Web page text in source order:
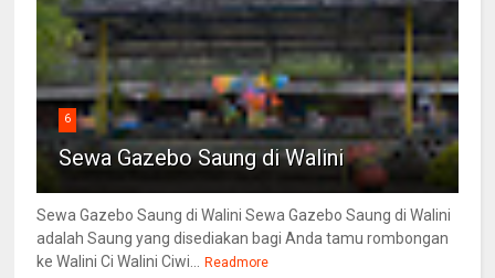
6
Sewa Gazebo Saung di Walini
Sewa Gazebo Saung di Walini Sewa Gazebo Saung di Walini
adalah Saung yang disediakan bagi Anda tamu rombongan
ke Walini Ci Walini Ciwi...
Readmore